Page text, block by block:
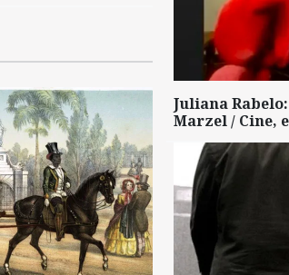
Juliana
Marzel / Cine,